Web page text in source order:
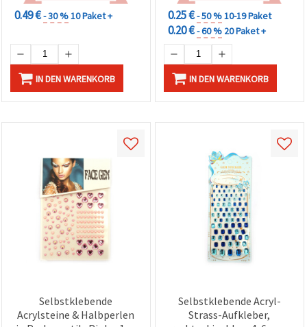
0.49 €- 30 %10 Paket +
IN DEN WARENKORB
0.25 €- 50 %10-19 Paket
0.20 €- 60 % 20 Paket +
IN DEN WARENKORB
Selbstklebende
Acrylsteine & Halbperlen
Selbstklebende Acryl-
Strass-Aufkleber,